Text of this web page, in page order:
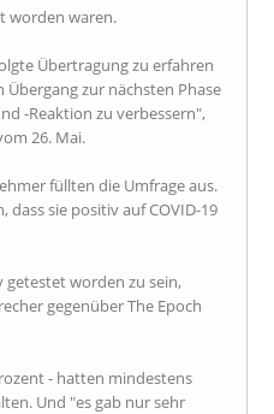
worden waren.
Übertragung zu erfahren
zur nächsten Phase
-Reaktion zu verbessern",
26. Mai.
füllten die Umfrage aus.
dass sie positiv auf COVID-19
getestet worden zu sein,
gegenüber The Epoch
- hatten mindestens
Und "es gab nur sehr